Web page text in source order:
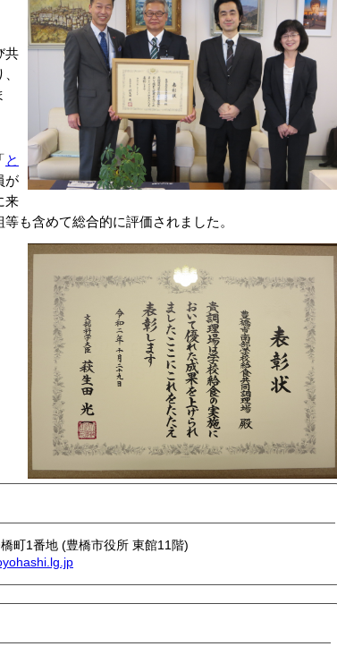
共
と
が
来
も含めて総合的に評価されました。
町1番地 (豊橋市役所 東館11階)